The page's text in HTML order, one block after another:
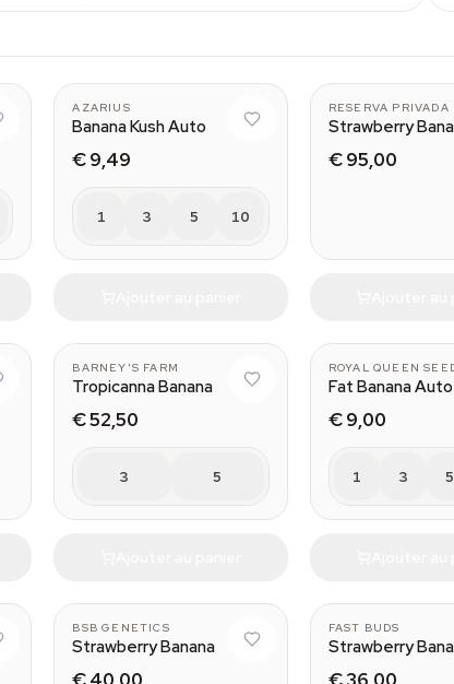
AZARIUS
Banana Kush Auto
€ 9,49
1 3 5 10
RESERVA PRIVADA
Strawberry
€ 95,00
BARNEY'S FARM
Tropicanna Banana
€ 52,50
3 5
ROYAL QUEEN
Fat Banana Auto
€ 9,00
1 3 5
BSB GENETICS
Strawberry Banana
FAST BUDS
Strawberry